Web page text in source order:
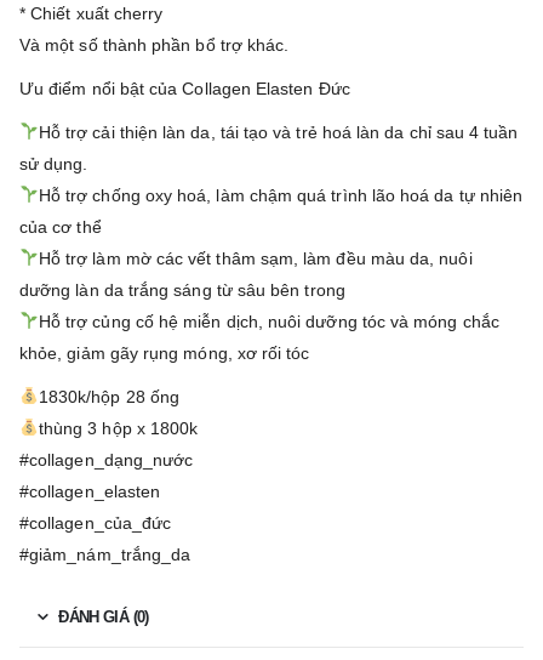
* Chiết xuất cherry
Và một số thành phần bổ trợ khác.
Ưu điểm nổi bật của Collagen Elasten Đức
Hỗ trợ cải thiện làn da, tái tạo và trẻ hoá làn da chỉ sau 4 tuần
sử dụng.
Hỗ trợ chống oxy hoá, làm chậm quá trình lão hoá da tự nhiên
của cơ thể
Hỗ trợ làm mờ các vết thâm sạm, làm đều màu da, nuôi
dưỡng làn da trắng sáng từ sâu bên trong
Hỗ trợ củng cố hệ miễn dịch, nuôi dưỡng tóc và móng chắc
khỏe, giảm gãy rụng móng, xơ rối tóc
1830k/hộp 28 ống
thùng 3 hộp x 1800k
#collagen_dạng_nước
#collagen_elasten
#collagen_của_đức
#giảm_nám_trắng_da
ĐÁNH GIÁ (0)